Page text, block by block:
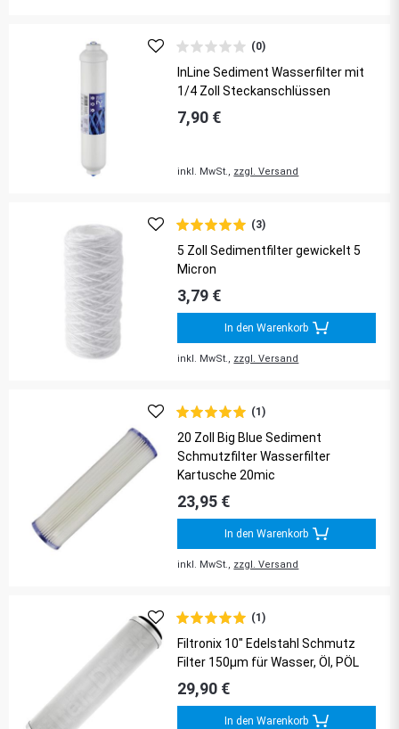
(0)
InLine Sediment Wasserfilter mit
1/4 Zoll Steckanschlüssen
7,90 €
inkl. MwSt., zzgl. Versand
(3)
5 Zoll Sedimentfilter gewickelt 5
Micron
3,79 €
In den Warenkorb
inkl. MwSt., zzgl. Versand
(1)
20 Zoll Big Blue Sediment
Schmutzfilter Wasserfilter
Kartusche 20mic
23,95 €
In den Warenkorb
inkl. MwSt., zzgl. Versand
(1)
Filtronix 10" Edelstahl Schmutz
Filter 150µm für Wasser, Öl, PÖL
29,90 €
In den Warenkorb